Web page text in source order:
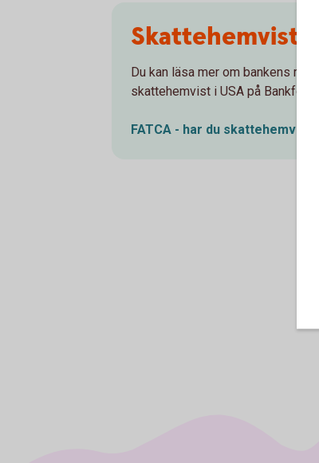
Skattehemvist i
Du kan läsa mer om bankens
skattehemvist i USA på
FATCA - har du skattehemvist i